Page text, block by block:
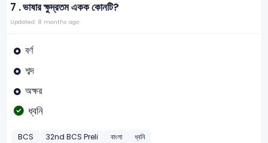
7 .ভাষার ক্ষুদ্রতম একক কোনটি?
Updated: 8 months ago
বর্ণ
শব্দ
অক্ষর
ধ্বনি
BCS 32nd BCS Preli বাংলা ধ্বনি